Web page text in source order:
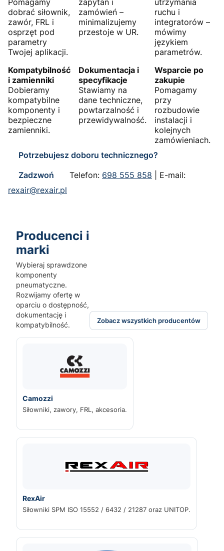
Pomagamy
dobrać siłownik,
zawór, FRL i
osprzęt pod
parametry
Twojej aplikacji.
zapytań i
zamówień –
minimalizujemy
przestoje w UR.
utrzymania
ruchu i
integratorów –
mówimy
językiem
parametrów.
Kompatybilność
i zamienniki
Dobieramy
kompatybilne
komponenty i
bezpieczne
zamienniki.
Dokumentacja i
specyfikacje
Stawiamy na
dane techniczne,
powtarzalność i
przewidywalność.
Wsparcie po
zakupie
Pomagamy
przy
rozbudowie
instalacji i
kolejnych
zamówieniach.
Potrzebujesz doboru technicznego?
Zadzwoń
Telefon: 698 555 858
E-mail:
rexair@rexair.pl
Producenci i
marki
Wybieraj sprawdzone
komponenty
pneumatyczne.
Rozwijamy ofertę w
oparciu o dostępność,
dokumentację i
kompatybilność.
Zobacz wszystkich producentów
Camozzi
Siłowniki, zawory, FRL, akcesoria.
RexAir
Siłowniki SPM ISO 15552 / 6432 / 21287 oraz UNITOP.